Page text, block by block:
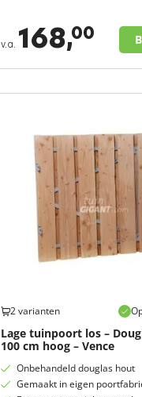
v.a. 168,00
2 varianten
Lage tuinpoort los –
100 cm hoog – Vence
Onbehandeld douglas hout
Gemaakt in eigen